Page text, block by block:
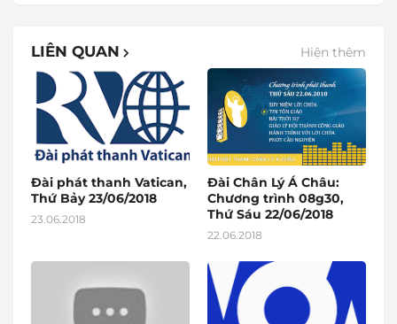
LIÊN QUAN Hiện thêm
Đài phát thanh Vatican,
Thứ Bảy 23/06/2018
23.06.2018
Đài Chân Lý Á Châu:
Chương trình 08g30,
Thứ Sáu 22/06/2018
22.06.2018